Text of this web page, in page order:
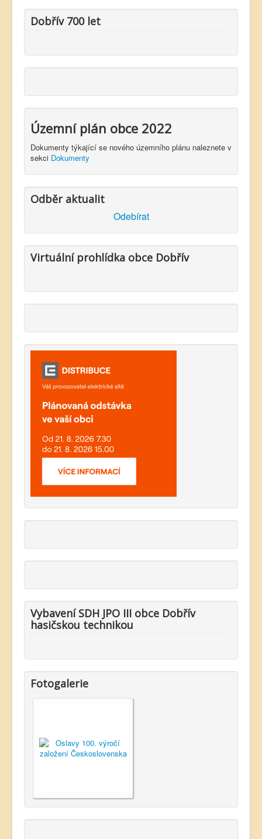
Dobřív 700 let
Územní plán obce 2022
Dokumenty týkající se nového územního plánu naleznete v
sekci Dokumenty
Odběr aktualit
Odebírat
Virtuální prohlídka obce Dobřív
Vybavení SDH JPO III obce Dobřív
hasičskou technikou
Fotogalerie